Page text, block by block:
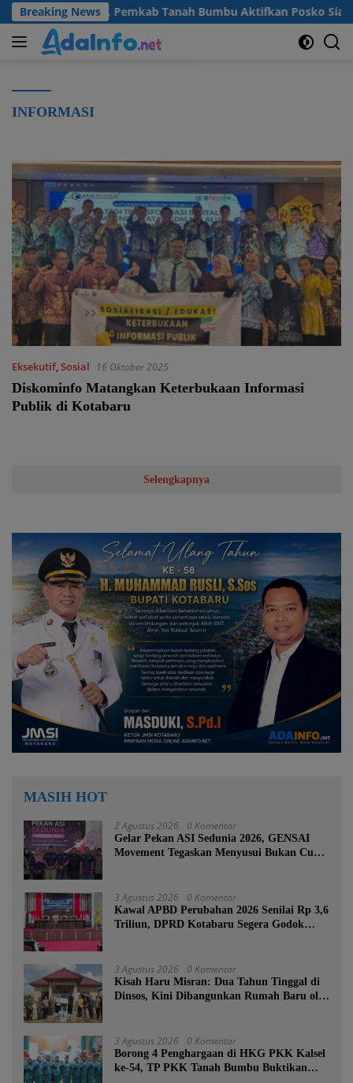
Langsung
ke
konten
Breaking News
Kekeringan, Pemkab Tanah Bumbu Aktifkan Posko Siaga
INFORMASI
Eksekutif,Sosial 16 Oktober 2025
Diskominfo Matangkan Keterbukaan Informasi
Publik di Kotabaru
Selengkapnya
MASIH HOT
2 Agustus 2026 0 Komentar
Gelar Pekan ASI Sedunia 2026, GENSAI
Movement Tegaskan Menyusui Bukan Cuma
3 Agustus 2026 0 Komentar
Kawal APBD Perubahan 2026 Senilai Rp 3,6
Triliun, DPRD Kotabaru Segera Godok
3 Agustus 2026 0 Komentar
Kisah Haru Misran: Dua Tahun Tinggal di
Dinsos, Kini Dibangunkan Rumah Baru oleh
3 Agustus 2026 0 Komentar
Borong 4 Penghargaan di HKG PKK Kalsel
ke-54, TP PKK Tanah Bumbu Buktikan